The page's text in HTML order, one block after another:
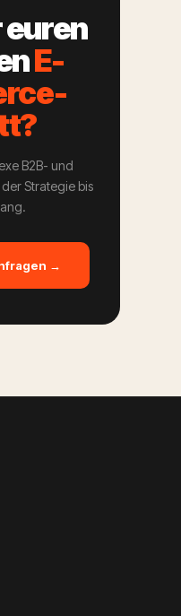
E-
B2B- und
Strategie bis
→